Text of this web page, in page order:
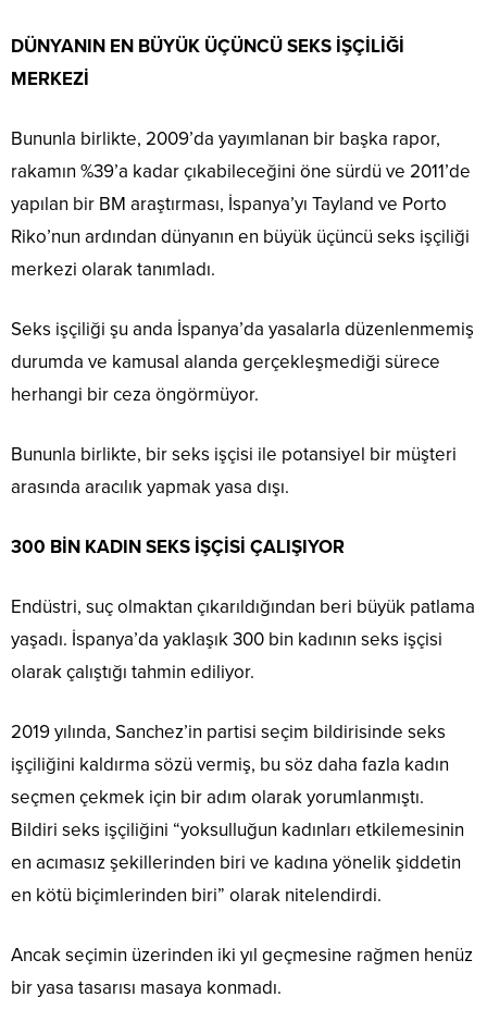
DÜNYANIN EN BÜYÜK ÜÇÜNCÜ SEKS İŞÇİLİĞİ
MERKEZİ
Bununla birlikte, 2009’da yayımlanan bir başka rapor,
rakamın %39’a kadar çıkabileceğini öne sürdü ve 2011’de
yapılan bir BM araştırması, İspanya’yı Tayland ve Porto
Riko’nun ardından dünyanın en büyük üçüncü seks işçiliği
merkezi olarak tanımladı.
Seks işçiliği şu anda İspanya’da yasalarla düzenlenmemiş
durumda ve kamusal alanda gerçekleşmediği sürece
herhangi bir ceza öngörmüyor.
Bununla birlikte, bir seks işçisi ile potansiyel bir müşteri
arasında aracılık yapmak yasa dışı.
300 BİN KADIN SEKS İŞÇİSİ ÇALIŞIYOR
Endüstri, suç olmaktan çıkarıldığından beri büyük patlama
yaşadı. İspanya’da yaklaşık 300 bin kadının seks işçisi
olarak çalıştığı tahmin ediliyor.
2019 yılında, Sanchez’in partisi seçim bildirisinde seks
işçiliğini kaldırma sözü vermiş, bu söz daha fazla kadın
seçmen çekmek için bir adım olarak yorumlanmıştı.
Bildiri seks işçiliğini “yoksulluğun kadınları etkilemesinin
en acımasız şekillerinden biri ve kadına yönelik şiddetin
en kötü biçimlerinden biri” olarak nitelendirdi.
Ancak seçimin üzerinden iki yıl geçmesine rağmen henüz
bir yasa tasarısı masaya konmadı.